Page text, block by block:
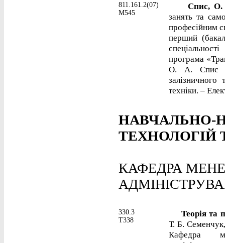
811.161.2(07)
М545
Спис,
занять та
професійним
перший
програма
О. А. Спис ;
залізничного
техніки. –
НАВЧАЛЬНО-
ТЕХНОЛОГІЙ
КАФЕДРА
330.3
Т338
Теорія та
Т. Б.
Кафедра